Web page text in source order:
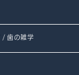
/ 歯の雑学